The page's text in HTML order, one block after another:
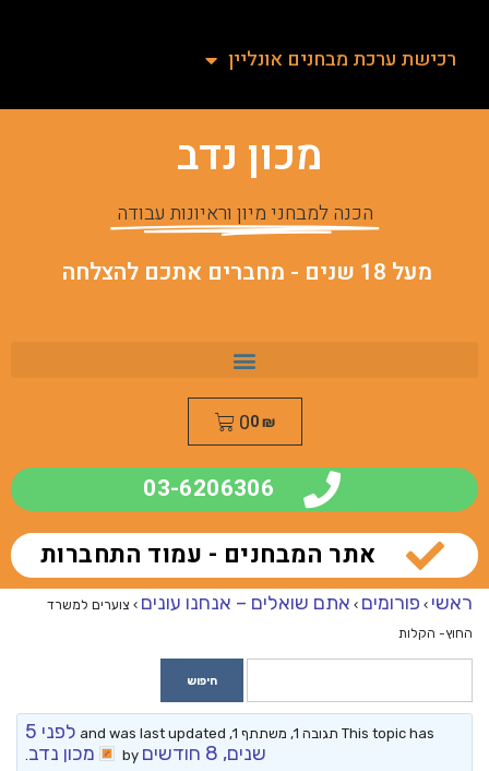
רכישת ערכת מבחנים אונליין
מכון נדב
הכנה למבחני מיון וראיונות עבודה
מעל 18 שנים - מחברים אתכם להצלחה
0₪
0
03-6206306
אתר המבחנים - עמוד התחברות
ראשי › פורומים › אתם שואלים – אנחנו עונים › צוערים למשרד
החוץ- הקלות
This topic has תגובה 1, משתתף 1, and was last updated
לפני 5
שנים, 8 חודשים
מכון נדב